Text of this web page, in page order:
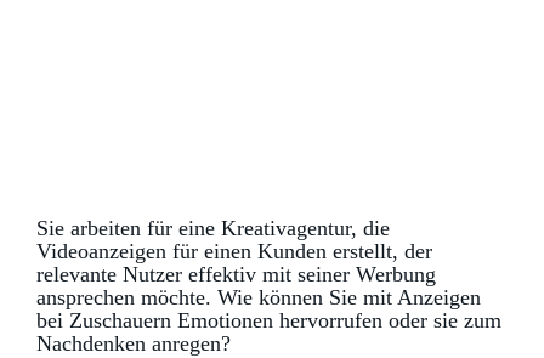
Sie arbeiten für eine Kreativagentur, die
Videoanzeigen für einen Kunden erstellt, der
relevante Nutzer effektiv mit seiner Werbung
ansprechen möchte. Wie können Sie mit Anzeigen
bei Zuschauern Emotionen hervorrufen oder sie zum
Nachdenken anregen?